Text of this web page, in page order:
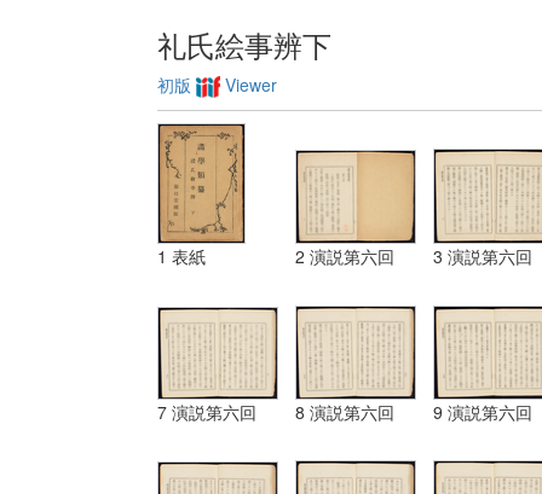
礼氏絵事辨下
初版 Viewer
1 表紙 2 演説第六回 3 演説第六回
7 演説第六回 8 演説第六回 9 演説第六回